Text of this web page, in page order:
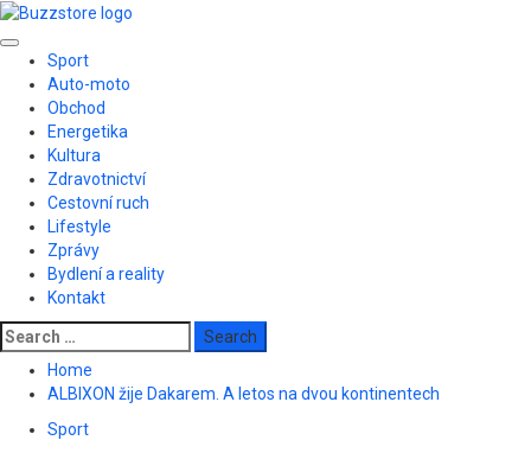
Skip
content
Primary
Menu
Sport
Auto-moto
Obchod
Energetika
Kultura
Zdravotnictví
Cestovní ruch
Lifestyle
Zprávy
Bydlení a reality
Kontakt
Search
for:
Home
ALBIXON žije Dakarem. A letos na dvou kontinentech
Sport